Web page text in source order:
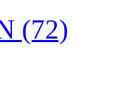
(72)